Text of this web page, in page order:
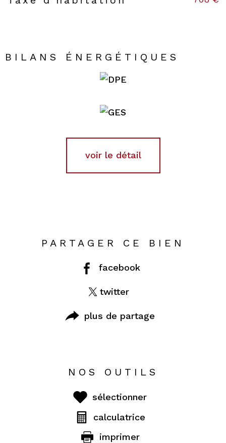
BILANS ÉNERGÉTIQUES
voir le détail
PARTAGER CE BIEN
facebook
twitter
plus de partage
NOS OUTILS
sélectionner
calculatrice
imprimer